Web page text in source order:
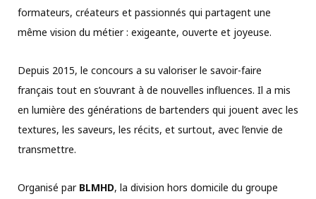
formateurs, créateurs et passionnés qui partagent une
même vision du métier : exigeante, ouverte et joyeuse.
Depuis 2015, le concours a su valoriser le savoir-faire
français tout en s’ouvrant à de nouvelles influences. Il a mis
en lumière des générations de bartenders qui jouent avec les
textures, les saveurs, les récits, et surtout, avec l’envie de
transmettre.
Organisé par BLMHD, la division hors domicile du groupe